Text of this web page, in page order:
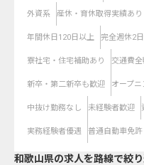
外資系 産休・育休取得実績あり
年間休日120日以上 完全週休2日
寮社宅・住宅補助あり 交通費
新卒・第二新卒も歓迎 オープ
中抜け勤務なし 未経験者歓迎
実務経験者優遇 普通自動車免許
和歌山県の求人を路線で絞